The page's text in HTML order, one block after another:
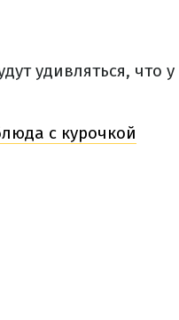
удивляться, что у
с курочкой